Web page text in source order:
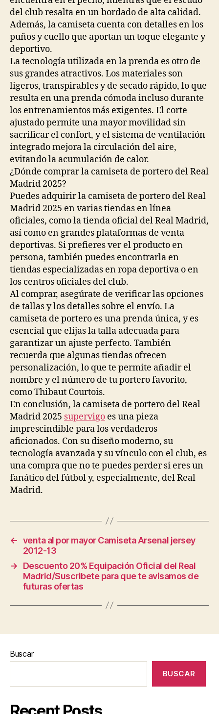
del club resalta en un bordado de alta calidad.
Además, la camiseta cuenta con detalles en los
puños y cuello que aportan un toque elegante y
deportivo.
La tecnología utilizada en la prenda es otro de
sus grandes atractivos. Los materiales son
ligeros, transpirables y de secado rápido, lo que
resulta en una prenda cómoda incluso durante
los entrenamientos más exigentes. El corte
ajustado permite una mayor movilidad sin
sacrificar el confort, y el sistema de ventilación
integrado mejora la circulación del aire,
evitando la acumulación de calor.
¿Dónde comprar la camiseta de portero del Real
Madrid 2025?
Puedes adquirir la camiseta de portero del Real
Madrid 2025 en varias tiendas en línea
oficiales, como la tienda oficial del Real Madrid,
así como en grandes plataformas de venta
deportivas. Si prefieres ver el producto en
persona, también puedes encontrarla en
tiendas especializadas en ropa deportiva o en
los centros oficiales del club.
Al comprar, asegúrate de verificar las opciones
de tallas y los detalles sobre el envío. La
camiseta de portero es una prenda única, y es
esencial que elijas la talla adecuada para
garantizar un ajuste perfecto. También
recuerda que algunas tiendas ofrecen
personalización, lo que te permite añadir el
nombre y el número de tu portero favorito,
como Thibaut Courtois.
En conclusión, la camiseta de portero del Real
Madrid 2025 supervigo es una pieza
imprescindible para los verdaderos
aficionados. Con su diseño moderno, su
tecnología avanzada y su vínculo con el club, es
una compra que no te puedes perder si eres un
fanático del fútbol y, especialmente, del Real
Madrid.
← venta al por mayor Camiseta Arsenal jersey
2012-13
→
Descuento 20% Equipación Oficial del Real
Madrid/Suscribete para que te avisamos de
futuras ofertas
Buscar
BUSCAR